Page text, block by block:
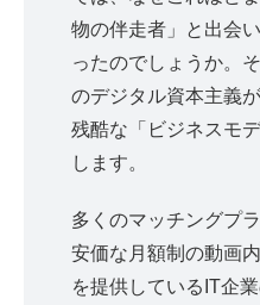
物の伴走者」と出会
ったのでしょうか。
のデジタル資本主義
残酷な「ビジネスモ
します。
多くのマッチングプ
安価な月額制の動画
を提供しているIT企